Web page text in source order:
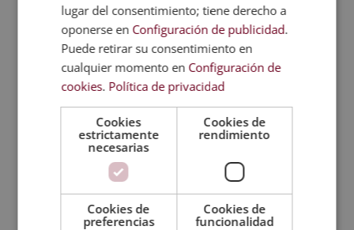
lugar del consentimiento; tiene derecho a
oponerse en Configuración de publicidad.
Puede retirar su consentimiento en
cualquier momento en Configuración de
cookies. Política de privacidad
Cookies
estrictamente
necesarias
Cookies de
rendimiento
Cookies de
preferencias
Cookies de
funcionalidad